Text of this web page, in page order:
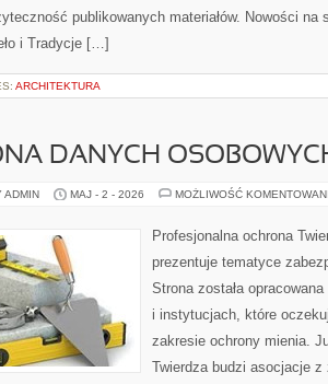
publikowanych materiałów. Nowości na
i Tradycje […]
ARCHITEKTURA
DANYCH
ADMIN MAJ - 2 - 2026 MOŻLIWOŚĆ
Profesjonalna ochrona
prezentuje tematyce
Strona została
i instytucjach, które
zakresie ochrony mienia.
Twierdza budzi asocjacje